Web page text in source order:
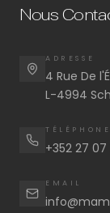
Nous
ADRESSE
4 Rue De
L-4994
TÉLÉPHONE
+352 27 07
EMAIL